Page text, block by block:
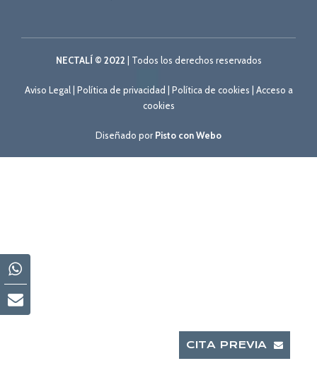
CITA PREVIA
NECTALÍ © 2022 | Todos los derechos reservados
Aviso Legal| Política de privacidad Política de cookies
Acceso a
cookies
Diseñado por Pisto con Webo